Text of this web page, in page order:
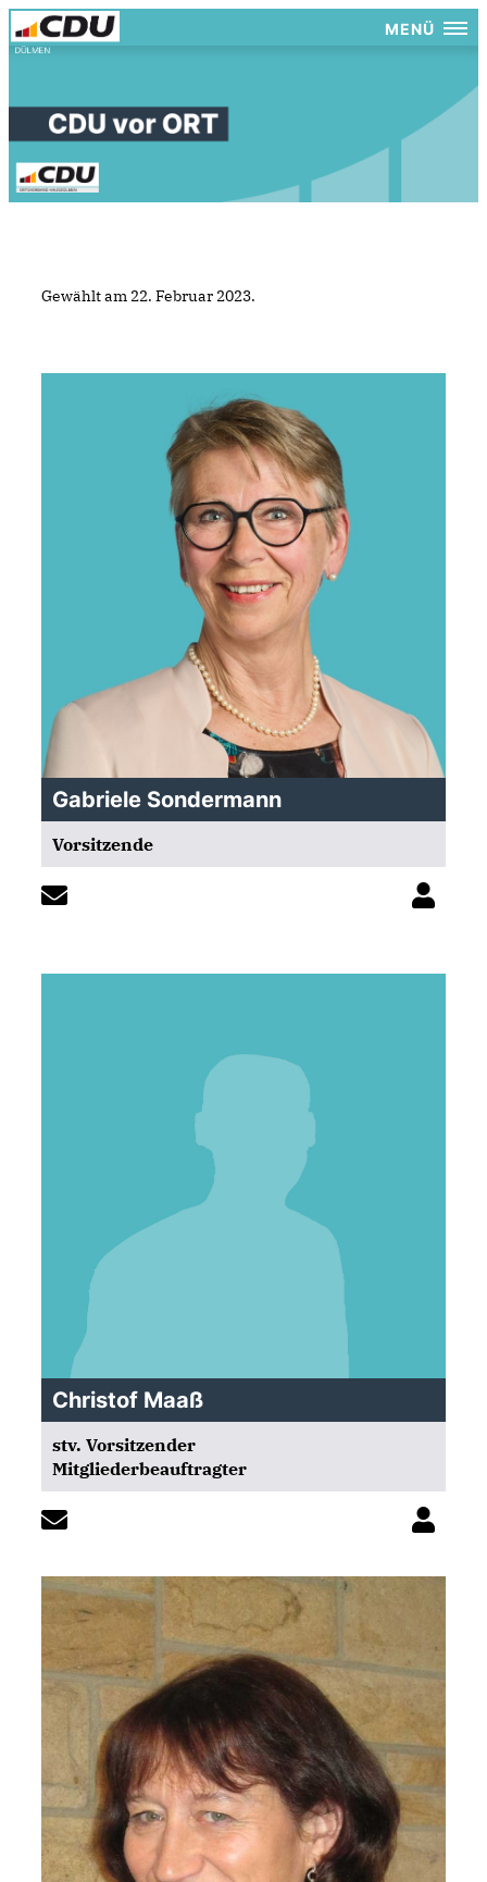
MENÜ
Gewählt am 22. Februar 2023.
Gabriele Sondermann
Vorsitzende
Christof Maaß
stv. Vorsitzender
Mitgliederbeauftragter